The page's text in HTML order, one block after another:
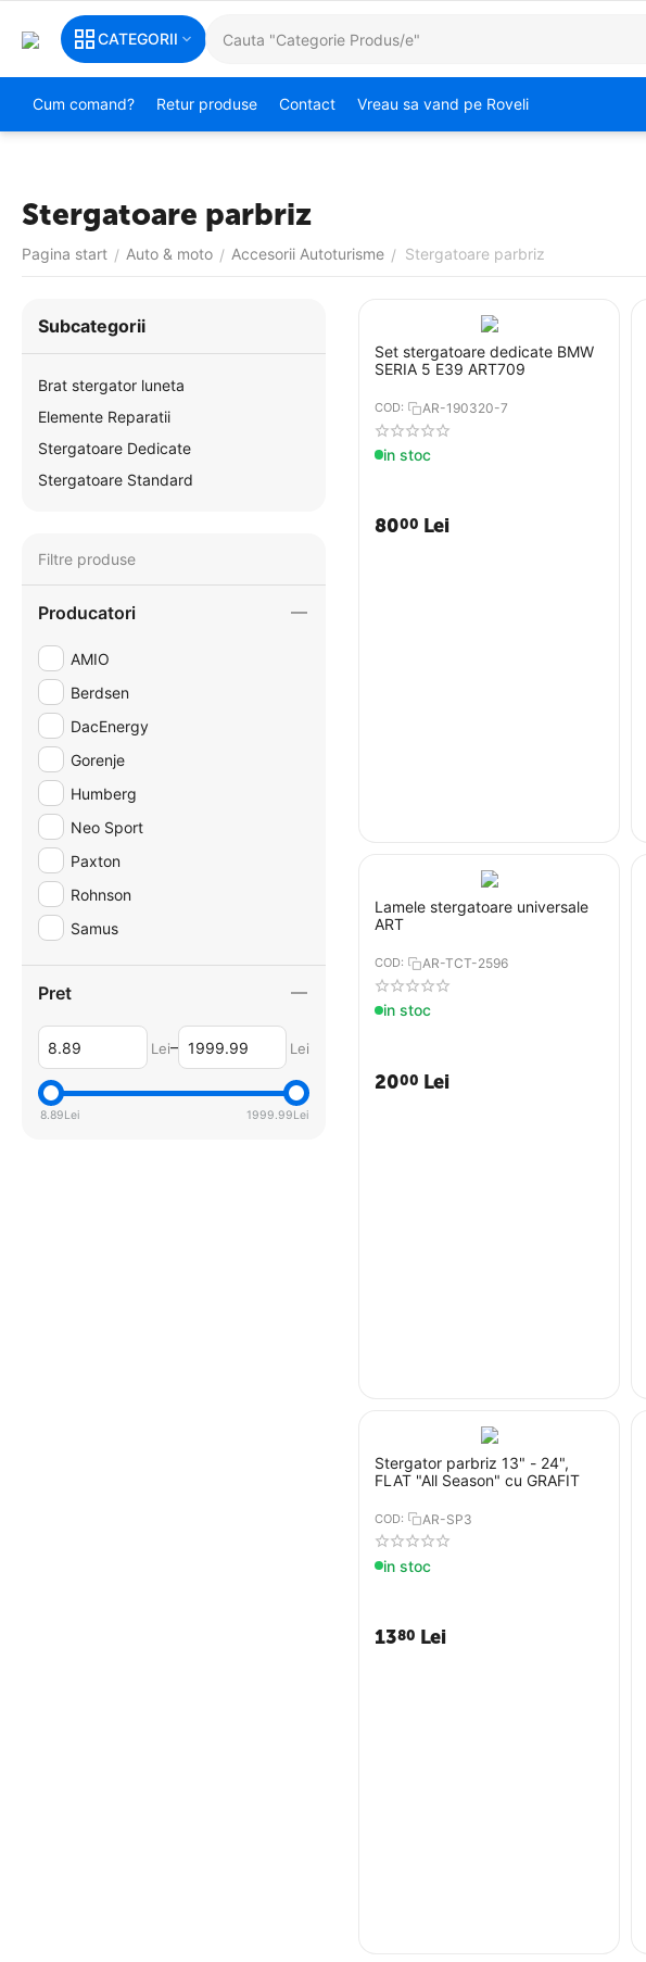
CATEGORII
Cum comand? Retur produse Contact Vreau sa vand pe Roveli
Stergatoare parbriz
Pagina start / Auto & moto / Accesorii Autoturisme / Stergatoare parbriz
Set stergatoare dedicate BMW
SERIA 5 E39 ART709
COD: AR-190320-7
in stoc
8000 Lei
Lamele stergatoare universale
ART
COD: AR-TCT-2596
in stoc
2000 Lei
Stergator parbriz 13" - 24",
FLAT "All Season" cu GRAFIT
COD: AR-SP3
in stoc
1380 Lei
Subcategorii
Brat stergator luneta
Elemente Reparatii
Stergatoare Dedicate
Stergatoare Standard
Filtre produse
Producatori
AMIO
Berdsen
DacEnergy
Gorenje
Humberg
Neo Sport
Paxton
Rohnson
Samus
Pret
Lei– Lei
8.89Lei 1999.99Lei